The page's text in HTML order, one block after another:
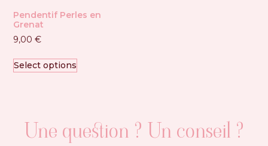
Pendentif Perles en
Grenat
9,00€
Select options
Une question ? Un conseil ?